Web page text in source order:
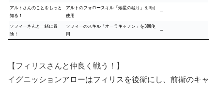
アルトさんのことをもっと
知る！
アルトのフォロースキル「矮星の猛り」を3回
使用
–
ソフィーさんと一緒に冒
険！
ソフィーのスキル「オーラキャノン」を3回使
用
–
【フィリスさんと仲良く戦う！】
イグニッションアローはフィリスを後衛にし、前衛のキャ